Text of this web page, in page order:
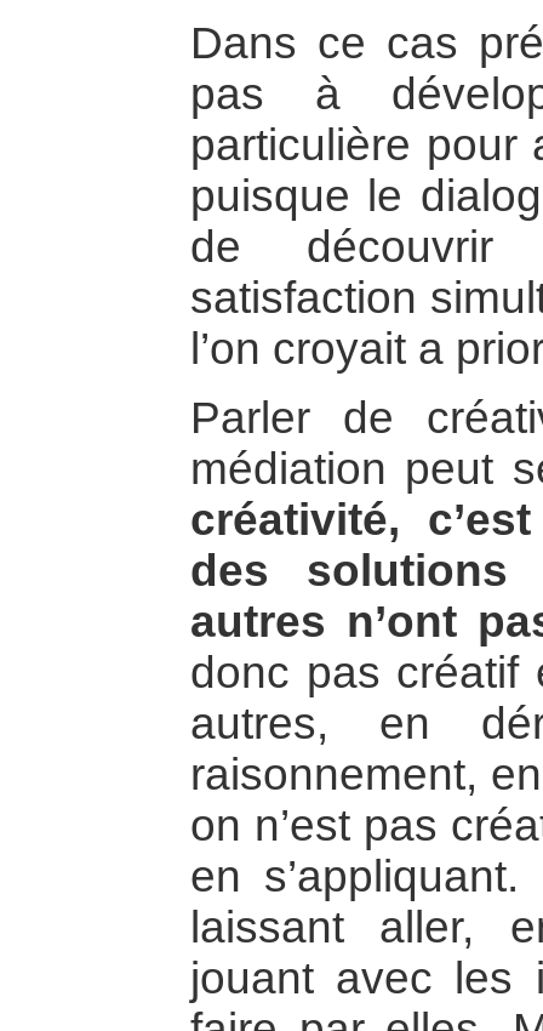
Dans ce cas
pas à
particulière pour
puisque le
de
satisfaction
l’on croyait a
Parler de
médiation peut
créativité,
des solutions
autres n’ont
donc pas créatif
autres, en
raisonnement,
on n’est pas
en
laissant aller,
jouant avec les